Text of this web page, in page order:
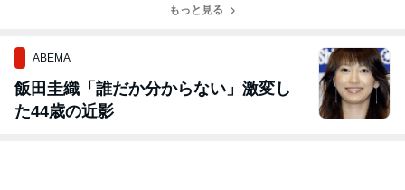
もっと見る
ABEMA
飯田圭織「誰だか分からない」激変し
た44歳の近影